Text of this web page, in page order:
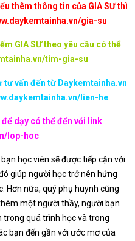
thêm thông tin của GIA SƯ thì
gia-su
GIA SƯ theo yêu cầu có thể
tim-gia-su
tư vấn đến từ Daykemtainha.vn
lien-he
để dạy có thể đến với link
lop-hoc
học viên sẽ được tiếp cận với
giúp người học trở nên hứng
Hơn nữa, quý phụ huynh cũng
một người thầy, người bạn
quá trình học và trong
bạn đến gần với ước mơ của